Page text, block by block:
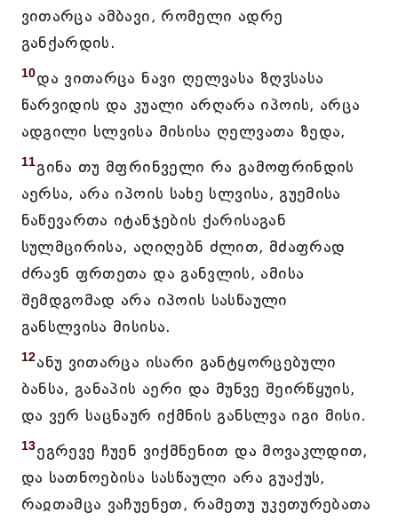
ვითარცა ამბავი, რომელი ადრე
განქარდის.
10და ვითარცა ნავი ღელვასა ზღჳსასა
წარვიდის და კუალი არღარა იპოის, არცა
ადგილი სლვისა მისისა ღელვათა ზედა,
11გინა თუ მფრინველი რა გამოფრინდის
აერსა, არა იპოის სახე სლვისა, გუემისა
ნაწევართა იტანჯების ქარისაგან
სულმცირისა, აღიღებნ ძლით, მძაფრად
ძრავნ ფრთეთა და განვლის, ამისა
შემდგომად არა იპოის სასწაული
განსლვისა მისისა.
12ანუ ვითარცა ისარი განტყორცებული
ბანსა, განაპის აერი და მუნვე შეირწყუის,
და ვერ საცნაურ იქმნის განსლვა იგი მისი.
13ეგრევე ჩუენ ვიქმნენით და მოვაკლდით,
და სათნოებისა სასწაული არა გუაქუს,
რაჲთამცა ვაჩუენეთ, რამეთუ უკეთურებათა